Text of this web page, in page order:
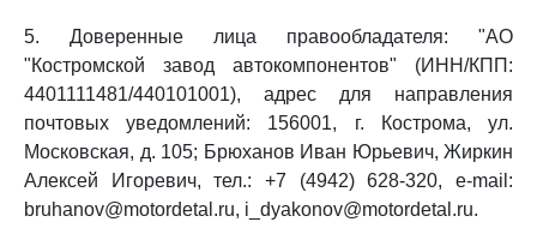
5. Доверенные лица правообладателя: "АО
"Костромской завод автокомпонентов" (ИНН/КПП:
4401111481/440101001), адрес для направления
почтовых уведомлений: 156001, г. Кострома, ул.
Московская, д. 105; Брюханов Иван Юрьевич, Жиркин
Алексей Игоревич, тел.: +7 (4942) 628-320, e-mail:
bruhanov@motordetal.ru, i_dyakonov@motordetal.ru.